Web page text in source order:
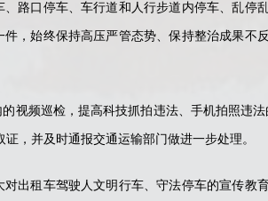
路口停车、车行道和人行步道内停车、乱停
，始终保持高压严管态势、保持整治成果不
频巡检，提高科技抓拍违法、手机拍照违法
，并及时通报交通运输部门做进一步处理。
租车驾驶人文明行车、守法停车的宣传教育